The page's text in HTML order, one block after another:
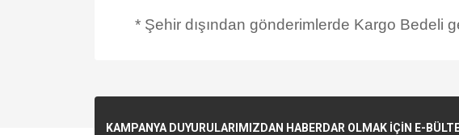
* Şehir dışından gönderimlerde Kargo Bedeli
KAMPANYA DUYURULARIMIZDAN HABERDAR OLMAK İÇİN E-